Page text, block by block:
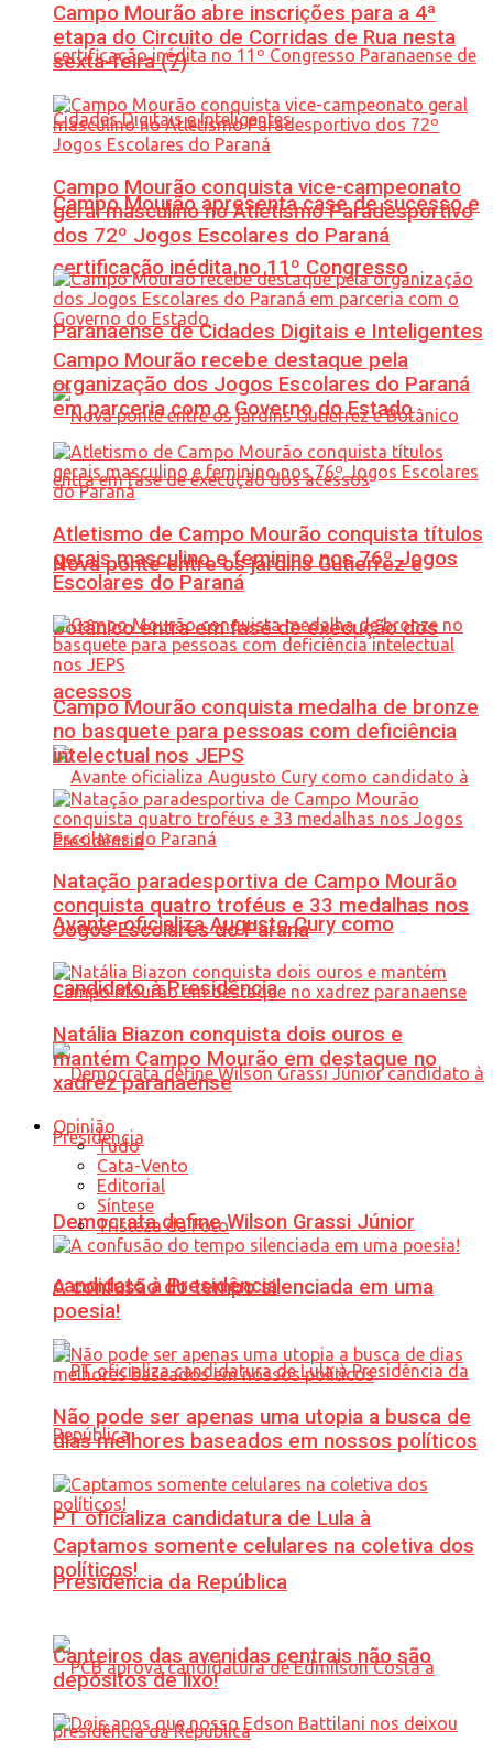
Campo Mourão apresenta case de sucesso e
certificação inédita no 11º Congresso
Paranaense de Cidades Digitais e Inteligentes
Nova ponte entre os jardins Gutierrez e
Botânico entra em fase de execução dos
acessos
Avante oficializa Augusto Cury como
candidato à Presidência
Democrata define Wilson Grassi Júnior
candidato à Presidência
PT oficializa candidatura de Lula à
Presidência da República
Campo Mourão abre inscrições para a 4ª
etapa do Circuito de Corridas de Rua nesta
sexta-feira (7)
Campo Mourão conquista vice-campeonato
geral masculino no Atletismo Paradesportivo
dos 72º Jogos Escolares do Paraná
Campo Mourão recebe destaque pela
organização dos Jogos Escolares do Paraná
em parceria com o Governo do Estado
Atletismo de Campo Mourão conquista títulos
gerais masculino e feminino nos 76º Jogos
Escolares do Paraná
Campo Mourão conquista medalha de bronze
no basquete para pessoas com deficiência
intelectual nos JEPS
Natação paradesportiva de Campo Mourão
conquista quatro troféus e 33 medalhas nos
Jogos Escolares do Paraná
Natália Biazon conquista dois ouros e
mantém Campo Mourão em destaque no
xadrez paranaense
Opinião
Tudo
Cata-Vento
Editorial
Síntese
Tristeza da Foto
A confusão do tempo silenciada em uma
poesia!
Não pode ser apenas uma utopia a busca de
dias melhores baseados em nossos políticos
Captamos somente celulares na coletiva dos
políticos!
Canteiros das avenidas centrais não são
depósitos de lixo!